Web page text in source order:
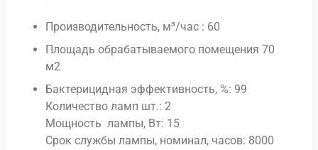
Производительность, м³/час : 60
Площадь обрабатываемого помещения 70
м2
Бактерицидная эффективность, %: 99
Количество ламп шт.: 2
Мощность лампы, Вт: 15
Срок службы лампы, номинал, часов: 8000